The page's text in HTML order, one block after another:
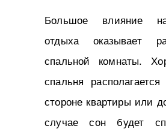
Большое влияние
отдыха оказывает
спальной комнаты.
спальня
стороне квартиры или
случае сон будет